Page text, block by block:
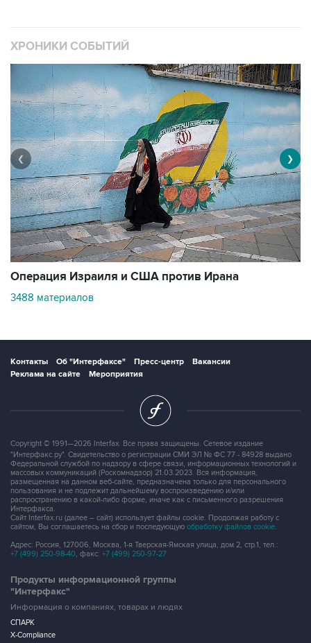
ХРОНИКИ СОБЫТИЙ
Операция Израиля и США против Ирана
3488 материалов
❮ ❯
Контакты Об "Интерфаксе" Пресс-центр
Вакансии
Реклама на сайте
Мероприятия
Copyright © 1991—2026 Interfax. Все права защищены. Сетевое издание
"Интерфакс.ру". Свидетельство о регистрации СМИ ЭЛ № ФС 77 - 84928 выдано
Федеральной службой по надзору в сфере связи, информационных технологий и
массовых коммуникаций (Роскомнадзор) 21.03.2023. Вся информация,
размещенная на данном веб-сайте, предназначена только для персонального
пользования и не подлежит дальнейшему воспроизведению и/или
распространению в какой-либо форме, иначе как с письменного разрешения
Интерфакса.
Сайт Interfax.ru (далее – сайт) использует файлы cookie. Продолжая работу с
сайтом, Вы соглашаетесь на сбор и последующую обработку файлов cookie.
Адрес: Россия, 127006, Москва, 1-я Тверская-Ямская улица, дом 2, стр.1, тел.:
+7 (499) 250-98-40, факс: +7 (499) 250-97-27
Продукты информационной группы
"Интерфакс"
Информация о компаниях, товарах и людях
СПАРК
X-Compliance